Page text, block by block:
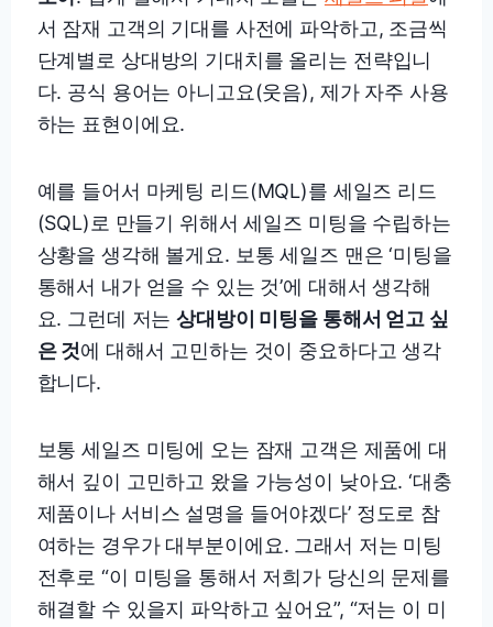
서 잠재 고객의 기대를 사전에 파악하고, 조금씩
단계별로 상대방의 기대치를 올리는 전략입니
다. 공식 용어는 아니고요(웃음), 제가 자주 사용
하는 표현이에요.
예를 들어서 마케팅 리드(MQL)를 세일즈 리드
(SQL)로 만들기 위해서 세일즈 미팅을 수립하는
상황을 생각해 볼게요. 보통 세일즈 맨은 ‘미팅을
통해서 내가 얻을 수 있는 것’에 대해서 생각해
요. 그런데 저는상대방이 미팅을 통해서 얻고 싶
은 것에 대해서 고민하는 것이 중요하다고 생각
합니다.
보통 세일즈 미팅에 오는 잠재 고객은 제품에 대
해서 깊이 고민하고 왔을 가능성이 낮아요. ‘대충
제품이나 서비스 설명을 들어야겠다’ 정도로 참
여하는 경우가 대부분이에요. 그래서 저는 미팅
전후로 “이 미팅을 통해서 저희가 당신의 문제를
해결할 수 있을지 파악하고 싶어요”, “저는 이 미